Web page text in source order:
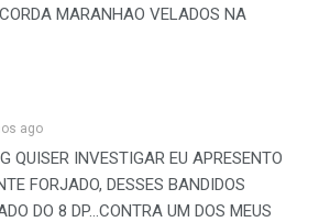
MARANHAO VELADOS NA
ago
QUISER INVESTIGAR EU APRESENTO
FORJADO, DESSES BANDIDOS
DO 8 DP…CONTRA UM DOS MEUS